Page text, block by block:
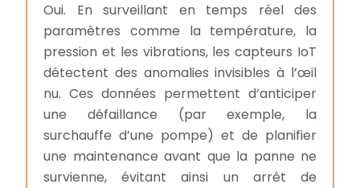
Oui. En surveillant en temps réel des
paramètres comme la température, la
pression et les vibrations, les capteurs IoT
détectent des anomalies invisibles à l’œil
nu. Ces données permettent d’anticiper
une défaillance (par exemple, la
surchauffe d’une pompe) et de planifier
une maintenance avant que la panne ne
survienne, évitant ainsi un arrêt de